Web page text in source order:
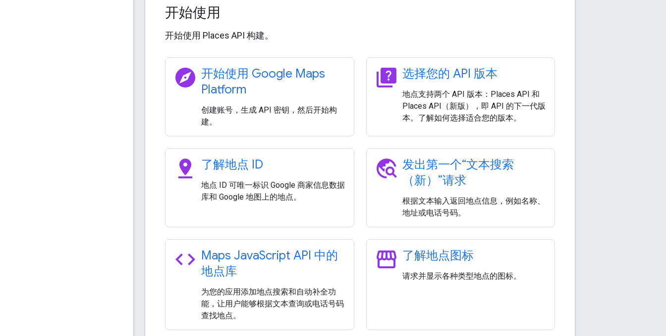
开始使用
开始使用 Places API 构建。
explore 开始使用 Google Maps
Platform
创建账号，生成 API 密钥，然后开始构
建。
quiz 选择您的 API 版本
地点支持两个 API 版本：Places API 和
Places API（新版），即 API 的下一代版
本。了解如何选择适合您的版本。
pin_drop 了解地点 ID
地点 ID 可唯一标识 Google 商家信息数据
库和 Google 地图上的地点。
travel_explore 发出第一个“文本搜索
（新）”请求
根据文本输入返回地点信息，例如名称、
地址或电话号码。
code Maps JavaScript API 中的
地点库
为您的应用添加地点搜索和自动补全功
能，让用户能够根据文本查询或电话号码
查找地点。
storefront 了解地点图标
请求并显示各种类型地点的图标。